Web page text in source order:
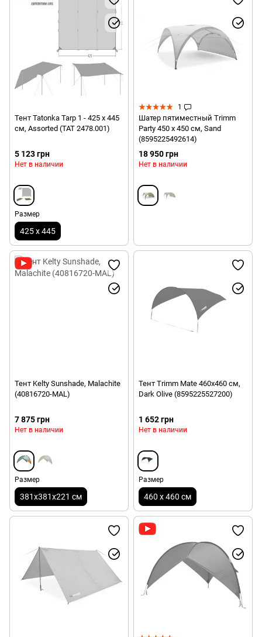
Тент Tatonka Tarp 1 - 425 x 445
см, Assorted (TAT 2478.001)
5 123 грн
Нет в наличии
Размер
425 x 445
1
Шатер пятиместный Trimm
Party 450 х 450 см, Sand
(8595225492614)
18 950 грн
Нет в наличии
Тент Kelty Sunshade, Malachite
(40816720-MAL)
7 875 грн
Нет в наличии
Размер
381x381x221 см
Тент Trimm Mate 460х460 см,
Dark Olive (8595225527200)
1 652 грн
Нет в наличии
Размер
460 х 460 см